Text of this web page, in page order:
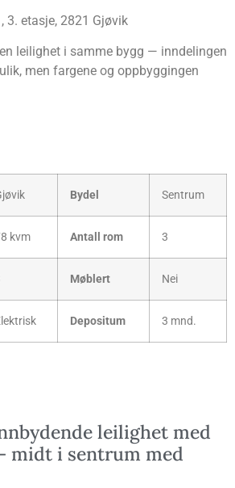
3. eta­sje, 2821 Gjøvik
lei­lig­het i sam­me bygg — inn­de­lin­gen
men far­ge­ne og opp­byg­gin­gen
Bydel Sen­trum
kvm Antall rom 3
Møb­lert Nei
Depo­si­tum 3 mnd.
lei­lig­het med
midt i sen­trum med